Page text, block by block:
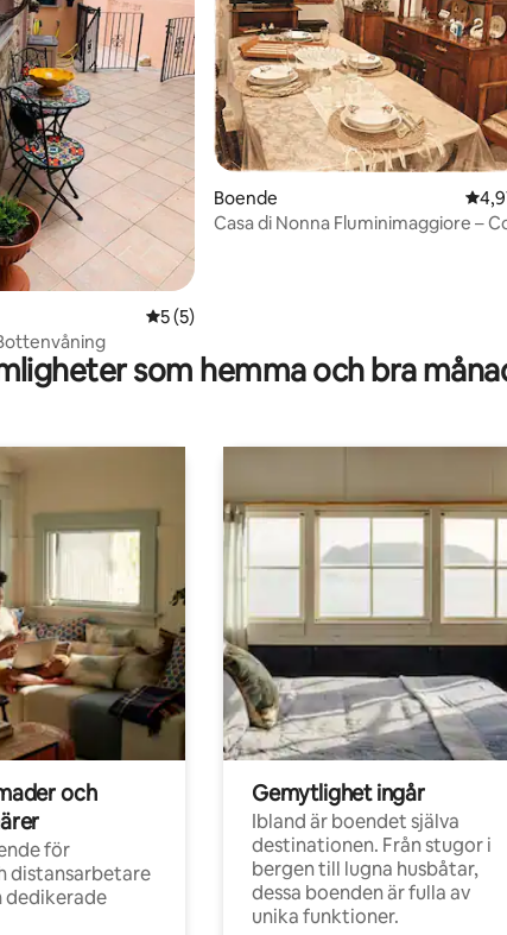
104 omdömen
5 av 5 i genomsnittligt betyg, 5 omdömen
5 (5)
Boende 4,97
Casa di Nonna Fluminimaggiore –
som hemma och bra
och
för
distansarbetare
dedikerade
Gemytlighet ingår
Ibland är boendet själva
destinationen. Från stugor i
bergen till lugna husbåtar,
dessa boenden är fulla av
unika funktioner.